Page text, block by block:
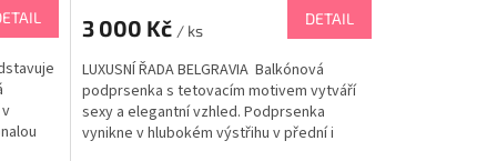
3 000 Kč / ks
DETAIL
LUXUSNÍ ŘADA BELGRAVIA Balkónová
podprsenka s tetovacím motivem vytváří
sexy a elegantní vzhled. Podprsenka
vynikne v hlubokém výstřihu v přední i